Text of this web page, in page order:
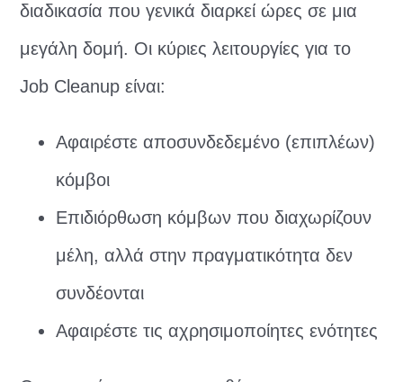
διαδικασία που γενικά διαρκεί ώρες σε μια
μεγάλη δομή. Οι κύριες λειτουργίες για το
Job Cleanup είναι:
Αφαιρέστε αποσυνδεδεμένο (επιπλέων)
κόμβοι
Επιδιόρθωση κόμβων που διαχωρίζουν
μέλη, αλλά στην πραγματικότητα δεν
συνδέονται
Αφαιρέστε τις αχρησιμοποίητες ενότητες